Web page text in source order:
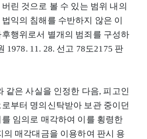
린 것으로 볼 수 있는 범위 내의
익의 침해를 수반하지 않은 이
행위로서 별개의 범죄를 구성하
1978. 11. 28. 선고 78도2175 판
같은 사실을 인정한 다음, 피고인
부터 명의신탁받아 보관 중이던
임의로 매각하여 이를 횡령한
의 매각대금을 이용하여 판시 용